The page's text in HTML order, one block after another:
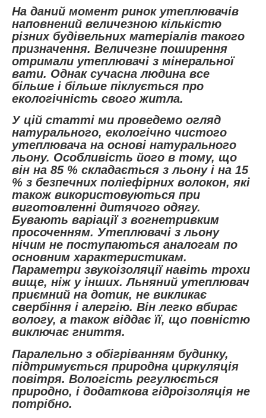
На даний момент ринок утеплювачів
наповнений величезною кількістю
різних будівельних матеріалів такого
призначення. Величезне поширення
отримали утеплювачі з мінеральної
вати. Однак сучасна людина все
більше і більше піклується про
екологічність свого житла.
У цій статті ми проведемо огляд
натурального, екологічно чистого
утеплювача на основі натурального
льону. Особливість його в тому, що
він на 85 % складається з льону і на 15
% з безпечних поліефірних волокон, які
також використовуються при
виготовленні дитячого одягу.
Бувають варіації з вогнетривким
просоченням. Утеплювачі з льону
нічим не поступаються аналогам по
основним характеристикам.
Параметри звукоізоляції навіть трохи
вище, ніж у інших. Льняний утеплювач
приємний на дотик, не викликає
свербіння і алергію. Він легко вбирає
вологу, а також віддає її, що повністю
виключає гниття.
Паралельно з обігріванням будинку,
підтримується природна циркуляція
повітря. Вологість регулюється
природно, і додаткова гідроізоляція не
потрібно.